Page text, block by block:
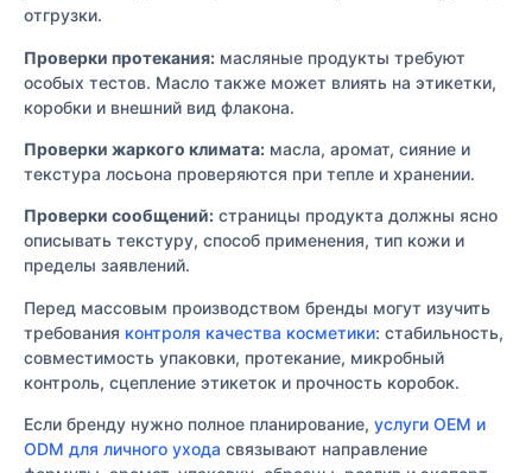
отгрузки.
Проверки протекания: масляные продукты требуют
особых тестов. Масло также может влиять на этикетки,
коробки и внешний вид флакона.
Проверки жаркого климата: масла, аромат, сияние и
текстура лосьона проверяются при тепле и хранении.
Проверки сообщений: страницы продукта должны ясно
описывать текстуру, способ применения, тип кожи и
пределы заявлений.
Перед массовым производством бренды могут изучить
требования контроля качества косметики: стабильность,
совместимость упаковки, протекание, микробный
контроль, сцепление этикеток и прочность коробок.
Если бренду нужно полное планирование, услуги OEM и
ODM для личного ухода связывают направление